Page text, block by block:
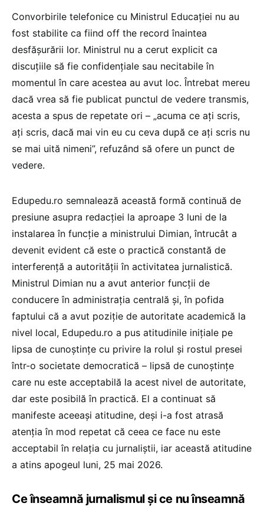
Convorbirile telefonice cu Ministrul Educației nu au
fost stabilite ca fiind off the record înaintea
desfășurării lor. Ministrul nu a cerut explicit ca
discuțiile să fie confidențiale sau necitabile în
momentul în care acestea au avut loc. Întrebat mereu
dacă vrea să fie publicat punctul de vedere transmis,
acesta a spus de repetate ori – „acuma ce ați scris,
ați scris, dacă mai vin eu cu ceva după ce ați scris nu
se mai uită nimeni”, refuzând să ofere un punct de
vedere.
Edupedu.ro semnalează această formă continuă de
presiune asupra redacției la aproape 3 luni de la
instalarea în funcție a ministrului Dimian, întrucât a
devenit evident că este o practică constantă de
interferență a autorității în activitatea jurnalistică.
Ministrul Dimian nu a avut anterior funcții de
conducere în administrația centrală și, în pofida
faptului că a avut poziție de autoritate academică la
nivel local, Edupedu.ro a pus atitudinile inițiale pe
lipsa de cunoștințe cu privire la rolul și rostul presei
într-o societate democratică – lipsă de cunoștințe
care nu este acceptabilă la acest nivel de autoritate,
dar este posibilă în practică. El a continuat să
manifeste aceeași atitudine, deși i-a fost atrasă
atenția în mod repetat că ceea ce face nu este
acceptabil în relația cu jurnaliștii, iar această atitudine
a atins apogeul luni, 25 mai 2026.
Ce înseamnă jurnalismul și ce nu înseamnă